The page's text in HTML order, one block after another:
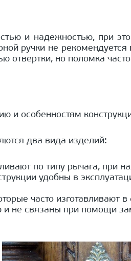
и надежностью, при
ручки не
отвертки, но поломка
и особенностям
два вида изделий:
по типу рычага, при
удобны в
часто
не связаны при помощи